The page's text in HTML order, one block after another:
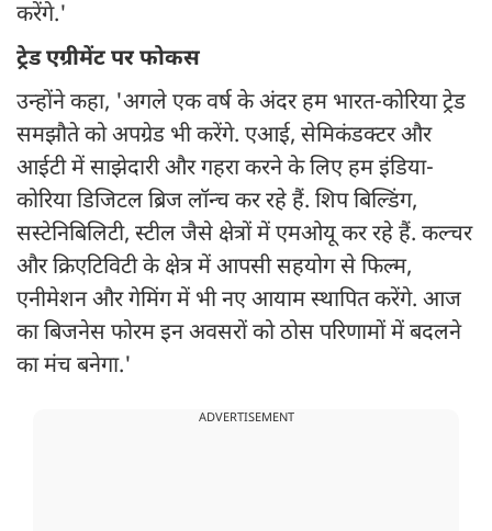
करेंगे.'
ट्रेड एग्रीमेंट पर फोकस
उन्होंने कहा, 'अगले एक वर्ष के अंदर हम भारत-कोरिया ट्रेड
समझौते को अपग्रेड भी करेंगे. एआई, सेमिकंडक्टर और
आईटी में साझेदारी और गहरा करने के लिए हम इंडिया-
कोरिया डिजिटल ब्रिज लॉन्च कर रहे हैं. शिप बिल्डिंग,
सस्टेनिबिलिटी, स्टील जैसे क्षेत्रों में एमओयू कर रहे हैं. कल्चर
और क्रिएटिविटी के क्षेत्र में आपसी सहयोग से फिल्म,
एनीमेशन और गेमिंग में भी नए आयाम स्थापित करेंगे. आज
का बिजनेस फोरम इन अवसरों को ठोस परिणामों में बदलने
का मंच बनेगा.'
ADVERTISEMENT